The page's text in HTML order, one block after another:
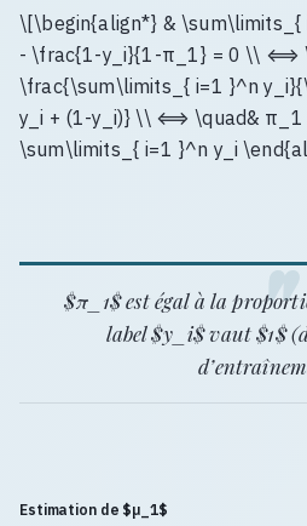
\[\begin{align*} &
- \frac{1-y_i}{1-π_1} = 0 \\ ⟺
\frac{\sum\limits_{ i=1 }^n
y_i + (1-y_i)} \\ ⟺ \quad& π_1
\sum\limits_{ i=1 }^n y_i
$π_1$ est égal à la
label $y_i$ vaut $1$
Estimation de $μ_1$